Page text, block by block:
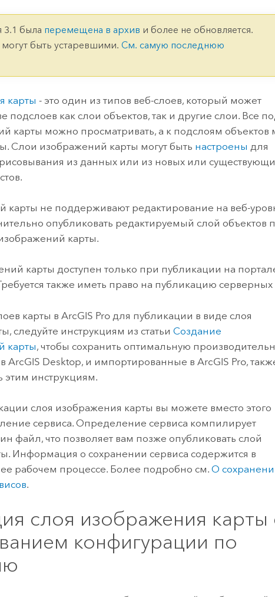
технологий
3.1 была перемещена в архив и более не обновляется.
могут быть устаревшими.См. самую последнюю
карты - это один из типов веб-слоев, который может
подслоев как слои объектов, так и другие слои. Все
карты можно просматривать, а к подслоям объектов
Слои изображений карты могут быть настроены для
из данных или из новых или
карты не поддерживают редактирование на веб-
опубликовать редактируемый слой объектов
карты.
карты доступен только при публикации на
также иметь право на публикацию серверных
карты вArcGIS Pro для публикации в виде слоя
следуйте инструкциям из статьиСоздание
карты, чтобы сохранить оптимальную
вArcGIS Desktop, и импортированные вArcGIS Pro,
этим инструкциям.
слоя изображения карты вы можете вместо этого
сервиса. Определение сервиса компилирует
файл, что позволяет вам позже опубликовать слой
Информация о сохранении сервиса содержится в
рабочем процессе. Более подробно см.О
.
слоя изображения карты
конфигурации по